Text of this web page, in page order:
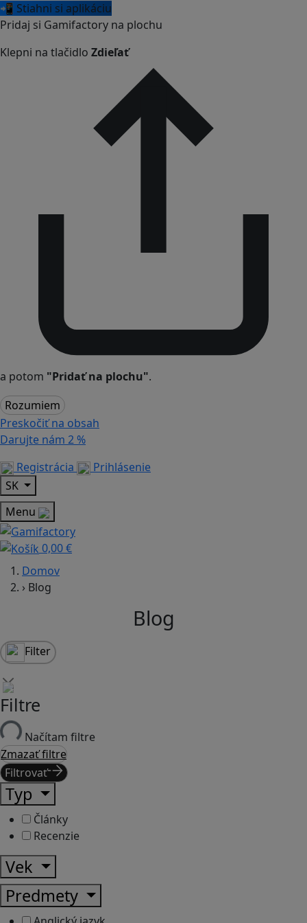
📲 Stiahni si aplikáciu
Pridaj si Gamifactory na plochu
Klepni na tlačidlo Zdieľať
a potom "Pridať na plochu".
Rozumiem
Preskočiť na obsah
Darujte nám 2 %
Registrácia
Prihlásenie
SK
Menu
0,00 €
Domov
› Blog
Blog
Filter
Filtre
Načítam filtre
Zmazať filtre
Filtrovať
Typ
Články
Recenzie
Vek
Predmety